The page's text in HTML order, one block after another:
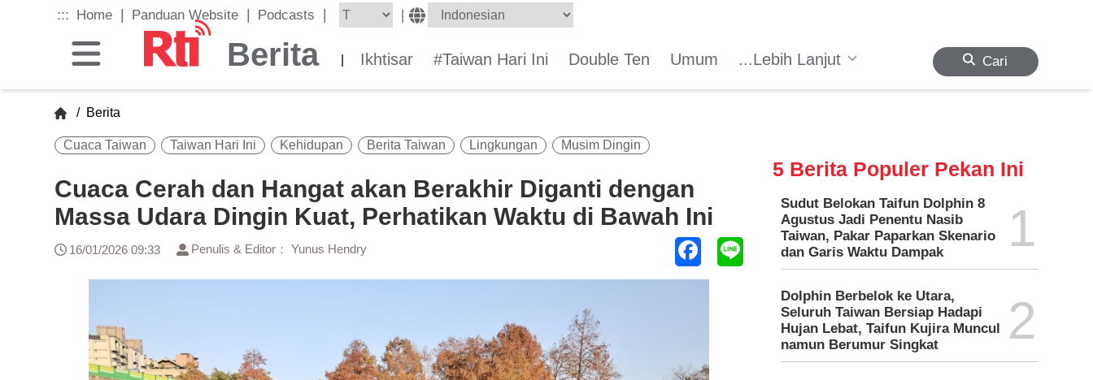
::: Home Panduan Website Podcasts |
Berita Ikhtisar #Taiwan Hari Ini Double Ten Umum ...Lebih Lanjut Cari
/ Berita
Cuaca Taiwan Taiwan Hari Ini Kehidupan Berita Taiwan Lingkungan Musim Dingin
Cuaca Cerah dan Hangat akan Berakhir Diganti dengan
Massa Udara Dingin Kuat, Perhatikan Waktu di Bawah Ini
16/01/2026 09:33 Penulis & Editor： Yunus Hendry
5 Berita Populer Pekan Ini
Sudut Belokan Taifun Dolphin 8
Agustus Jadi Penentu Nasib
Taiwan, Pakar Paparkan Skenario
dan Garis Waktu Dampak
1
Dolphin Berbelok ke Utara,
Seluruh Taiwan Bersiap Hadapi
Hujan Lebat, Taifun Kujira Muncul
namun Berumur Singkat
2